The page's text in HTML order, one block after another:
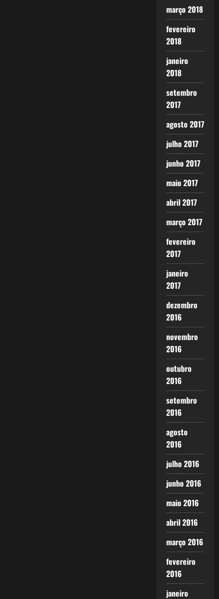
março 2018
fevereiro
2018
janeiro
2018
setembro
2017
agosto 2017
julho 2017
junho 2017
maio 2017
abril 2017
março 2017
fevereiro
2017
janeiro
2017
dezembro
2016
novembro
2016
outubro
2016
setembro
2016
agosto
2016
julho 2016
junho 2016
maio 2016
abril 2016
março 2016
fevereiro
2016
janeiro